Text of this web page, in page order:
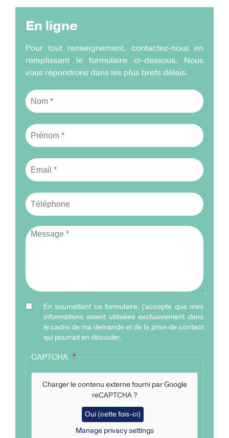
En ligne
Pour tout renseignement, contactez-nous en
remplissant le formulaire ci-dessous. Nous
vous répondrons dans les plus brefs délais.
Case
RGPD
En soumettant ce formulaire, j'accepte que mes
informations soient utilisées exclusivement dans
le cadre de ma demande et de la prise de contact
qui pourrait en découler.
CAPTCHA
Charger le contenu externe fourni parGoogle
reCAPTCHA?
Oui (cette fois-ci)
Manage privacy settings